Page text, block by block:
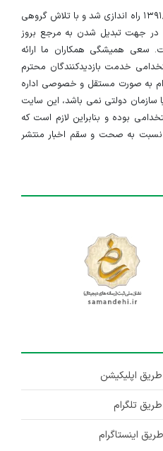
سایت ایران استخدام در تاریخ ۱۳۹۱/۱/۱۰ راه اندازی شد و با تلاش گروهی
در جهت تبدیل شدن به مرجع بروز
سعی همیشگی همکاران ما ارائه
خدمت بازدیدکنندگان محترم
به صورت مستقل و خصوصی اداره
دولتی نمی باشد، این سایت
بوده و بنابراین لازم است که
نسبت به صحت و سقم اخبار منتشر
اپلیکیشن
تلگرام
اینستاگرام